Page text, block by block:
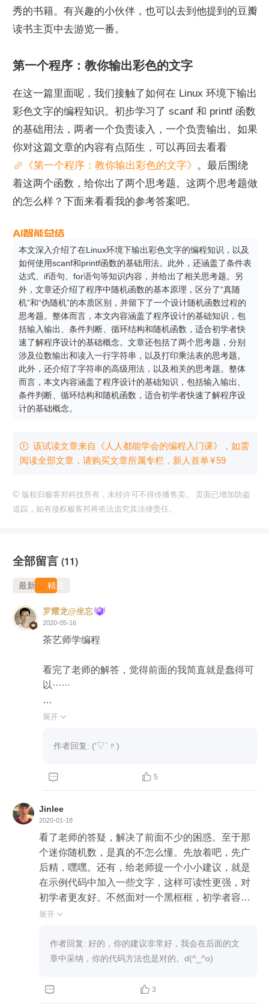
秀的书籍。有兴趣的小伙伴，也可以去到他提到的豆瓣
读书主页中去游览一番。
第一个程序：教你输出彩色的文字
在这一篇里面呢，我们接触了如何在 Linux 环境下输出
彩色文字的编程知识。初步学习了 scanf 和 printf 函数
的基础用法，两者一个负责读入，一个负责输出。如果
你对这篇文章的内容有点陌生，可以再回去看看
《第一个程序：教你输出彩色的文字》 。最后围绕
着这两个函数，给你出了两个思考题。这两个思考题做
的怎么样？下面来看看我的参考答案吧。
本文深入介绍了在Linux环境下输出彩色文字的编程知识，以及
如何使用scanf和printf函数的基础用法。此外，还涵盖了条件表
达式、if语句、for语句等知识内容，并给出了相关思考题。另
外，文章还介绍了程序中随机函数的基本原理，区分了“真随
机”和“伪随机”的本质区别，并留下了一个设计随机函数过程的
思考题。整体而言，本文内容涵盖了程序设计的基础知识，包
括输入输出、条件判断、循环结构和随机函数，适合初学者快
速了解程序设计的基础概念。文章还包括了两个思考题，分别
涉及位数输出和读入一行字符串，以及打印乘法表的思考题。
此外，还介绍了字符串的高级用法，以及相关的思考题。整体
而言，本文内容涵盖了程序设计的基础知识，包括输入输出、
条件判断、循环结构和随机函数，适合初学者快速了解程序设
计的基础概念。
 该试读文章来自《人人都能学会的编程入门课》，如需
阅读全部文章，请购买文章所属专栏 ，新⼈⾸单¥59
© 版权归极客邦科技所有，未经许可不得传播售卖。 页面已增加防盗
追踪，如有侵权极客邦将依法追究其法律责任。
全部留言 (11)
最新 精选
罗耀龙@坐忘
2020-05-16
茶艺师学编程
看完了老师的解答，觉得前面的我简直就是蠢得可
以······
第一课：
思考题1
tf的返回值就搞定了。
思考题2
我知道scanf碰到空格就会停止读取。但我傻傻的在
接水管。老师直接一个[^\n]（只要不是换行）就解
决了问题了。
当然这个[]里面不能乱填，我就试过“null”······
第二课：
思考题-乘法表
我这里使用了3个变量，多出来的一个是单独用来
或”判断解决问题，漂亮。
展开 
作者回复: (′▽`〃)
  5
Jinlee
2020-01-18
看了老师的答疑，解决了前面不少的困惑。至于那
个迷你随机数，是真的不怎么懂。先放着吧，先广
后精，嘿嘿。还有，给老师提一个小小建议，就是
在示例代码中加入一些文字，这样可读性更强，对
初学者更友好。不然面对一个黑框框，初学者容易
懵，不知道该干嘛了。去掉倍数那个思考题，自己
加广泛。
#include <stdio.h>
int main(){
展开 
作者回复: 好的，你的建议非常好，我会在后面的文
章中采纳，你的代码方法也是对的。d(^_^o)
  3